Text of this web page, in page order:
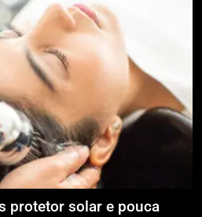
protetor solar e pouca